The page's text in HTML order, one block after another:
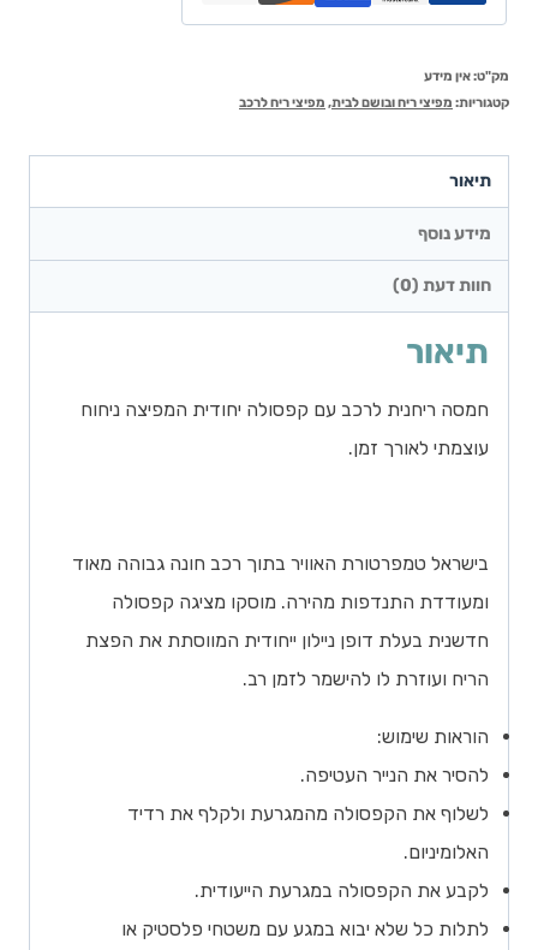
מק"ט:אין מידע
קטגוריות: מפיצי ריח ובושם לבית, מפיצי ריח לרכב
תיאור
מידע נוסף
חוות דעת (0)
תיאור
חמסה ריחנית לרכב עם קפסולה יחודית המפיצה ניחוח
עוצמתי לאורך זמן.
בישראל טמפרטורת האוויר בתוך רכב חונה גבוהה מאוד
ומעודדת התנדפות מהירה. מוסקו מציגה קפסולה
חדשנית בעלת דופן ניילון ייחודית המווסתת את הפצת
הריח ועוזרת לו להישמר לזמן רב.
הוראות שימוש:
להסיר את הנייר העטיפה.
לשלוף את הקפסולה מהמגרעת ולקלף את רדיד
האלומיניום.
לקבע את הקפסולה במגרעת הייעודית.
לתלות כל שלא יבוא במגע עם משטחי פלסטיק או